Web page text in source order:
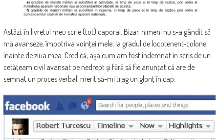
Astăzi, în livretul meu scrie (tot) caporal. Bizar, nimeni nu s-a gândit să
mă avanseze, împotriva voinţei mele, la gradul de locotenent-colonel
înainte de ziua mea. Cred că, aşa cum am fost îndemnat în scris de un
cetăţeam civil avansat pe nedrept şi fără să fie anunţat că are de
semnat un proces verbal, merit să-mi trag un glonţ în cap.